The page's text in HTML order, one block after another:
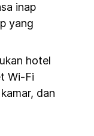
inap
yang
hotel
Wi-Fi
dan